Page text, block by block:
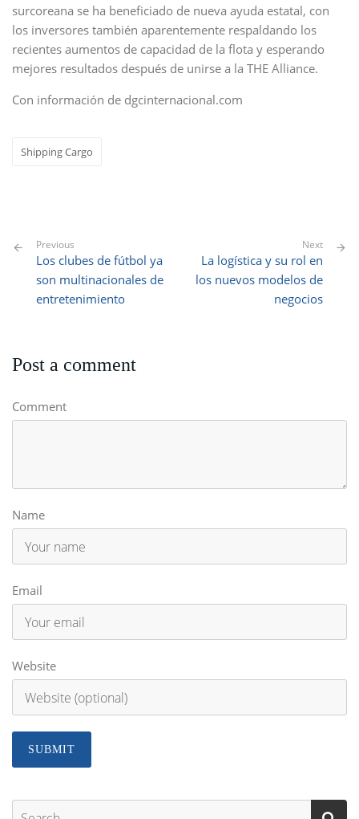
surcoreana se ha beneficiado de nueva ayuda estatal, con
los inversores también aparentemente respaldando los
recientes aumentos de capacidad de la flota y esperando
mejores resultados después de unirse a la THE Alliance.
Con información de dgcinternacional.com
Shipping Cargo
Previous
Los clubes de fútbol ya
son multinacionales de
entretenimiento
Next
La logística y su rol en
los nuevos modelos de
negocios
Post a comment
Comment
Name
Email
Website